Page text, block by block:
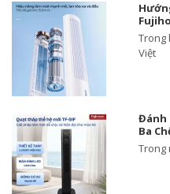
Trong
Việt
Đánh
Ba
Trong